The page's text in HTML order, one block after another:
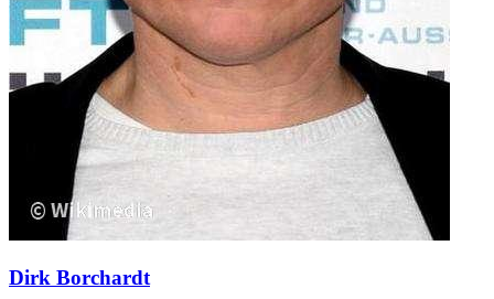
Dirk Borchardt